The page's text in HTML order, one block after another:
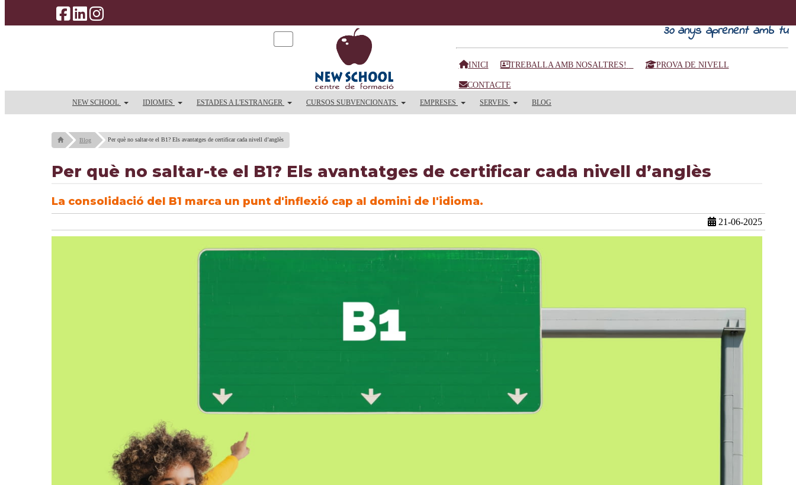
30 anys aprenent amb tu
INICI TREBALLA AMB NOSALTRES! PROVA DE NIVELL
CONTACTE
NEW SCHOOL IDIOMES ESTADES A L'ESTRANGER CURSOS SUBVENCIONATS EMPRESES SERVEIS BLOG
Blog Per què no saltar-te el B1? Els avantatges de certificar cada nivell d’anglès
Per què no saltar-te el B1? Els avantatges de certificar cada nivell d’anglès
La consolidació del B1 marca un punt d'inflexió cap al domini de l'idioma.
21-06-2025